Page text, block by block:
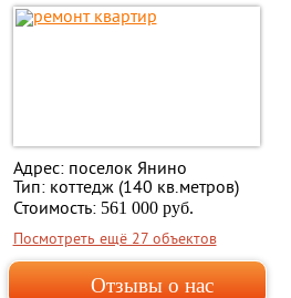
Адрес: поселок Янино
Тип: коттедж (140 кв.метров)
Стоимость: 561 000 руб.
Посмотреть ещё 27 объектов
Отзывы о нас